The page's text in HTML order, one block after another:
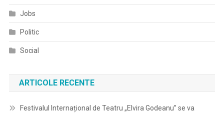
Jobs
Politic
Social
ARTICOLE RECENTE
Festivalul Internațional de Teatru „Elvira Godeanu” se va